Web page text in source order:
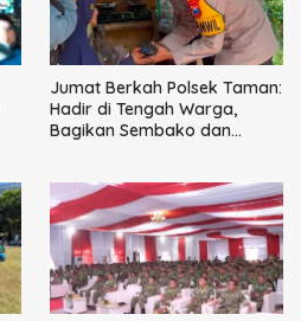
Jumat Berkah Polsek Taman:
Hadir di Tengah Warga,
Bagikan Sembako dan